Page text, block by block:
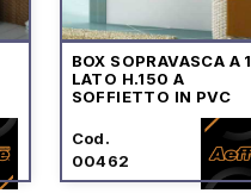
BOX SOPRAVASCA A 1
LATO H.150 A
SOFFIETTO IN PVC
Cod.
00462